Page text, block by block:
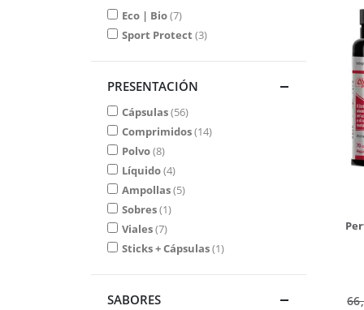
Eco | Bio 7
Sport Protect 3
PRESENTACIÓN
Cápsulas 56
Comprimidos 14
Polvo 8
Líquido 4
Ampollas 5
Sobres 1
Viales 7
Sticks + Cápsulas 1
SABORES